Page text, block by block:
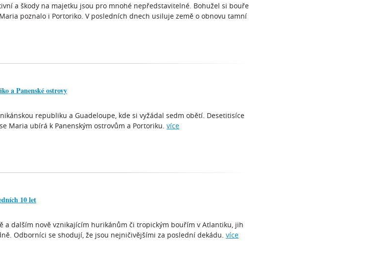
a škody na majetku jsou pro mnohé nepředstavitelné. Bohužel si bouře
poznalo i Portoriko. V posledních dnech usiluje země o obnovu tamní
a Panenské ostrovy
republiku a Guadeloupe, kde si vyžádal sedm obětí. Desetitisíce
Maria ubírá k Panenským ostrovům a Portoriku. více
10 let
a dalším nově vznikajícím hurikánům či tropickým bouřím v Atlantiku, jih
Odborníci se shodují, že jsou nejničivějšími za poslední dekádu. více